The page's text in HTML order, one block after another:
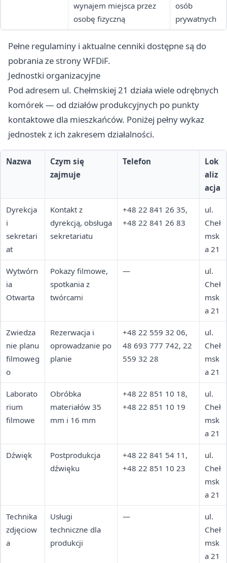
wynajem miejsca przez
osobę fizyczną
osób
prywatnych
Pełne regulaminy i aktualne cenniki dostępne są do
pobrania ze strony WFDiF.
Jednostki organizacyjne
Pod adresem ul. Chełmskiej 21 działa wiele odrębnych
komórek — od działów produkcyjnych po punkty
kontaktowe dla mieszkańców. Poniżej pełny wykaz
jednostek z ich zakresem działalności.
Nazwa
Czym się
zajmuje
Telefon
Lok
aliz
acja
Dyrekcja
i
sekretari
at
Kontakt z
dyrekcją, obsługa
sekretariatu
+48 22 841 26 35,
+48 22 841 26 83
ul.
Cheł
msk
a 21
Wytwórn
ia
Otwarta
Pokazy filmowe,
spotkania z
twórcami
—
ul.
Cheł
msk
a 21
Zwiedza
nie planu
filmoweg
o
Rezerwacja i
oprowadzanie po
planie
+48 22 559 32 06,
48 693 777 742, 22
559 32 28
ul.
Cheł
msk
a 21
Laborato
rium
filmowe
Obróbka
materiałów 35
mm i 16 mm
+48 22 851 10 18,
+48 22 851 10 19
ul.
Cheł
msk
a 21
Dźwięk
Postprodukcja
dźwięku
+48 22 841 54 11,
+48 22 851 10 23
ul.
Cheł
msk
a 21
Technika
zdjęciow
a
Usługi
techniczne dla
produkcji
—
ul.
Cheł
msk
a 21